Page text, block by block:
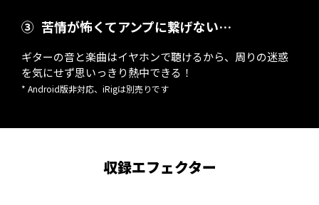
③ 苦情が怖くてアンプに繋げない…
ギターの音と楽曲はイヤホンで聴けるから、周りの迷惑
を気にせず思いっきり熱中できる！
* Android版非対応、iRigは別売りです
収録エフェクター